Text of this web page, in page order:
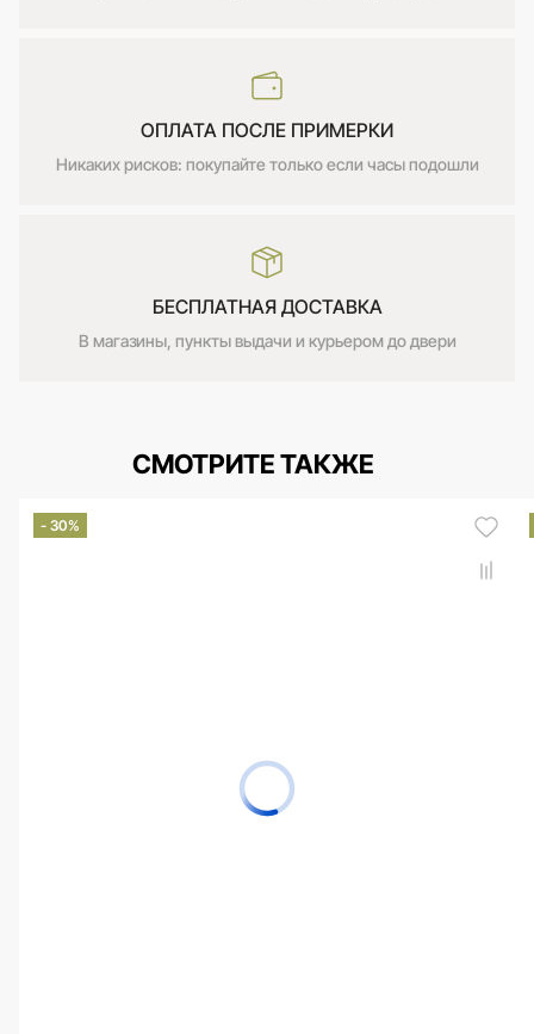
ОПЛАТА ПОСЛЕ ПРИМЕРКИ
Никаких рисков: покупайте только если часы подошли
БЕСПЛАТНАЯ ДОСТАВКА
В магазины, пункты выдачи и курьером до двери
СМОТРИТЕ ТАКЖЕ
- 30%